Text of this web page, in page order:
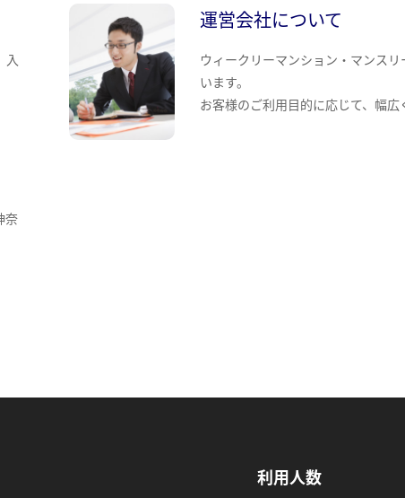
入
運営会社について
ウィークリーマンション・マンス
います。
お客様のご利用目的に応じて、幅広
奈
利用人数